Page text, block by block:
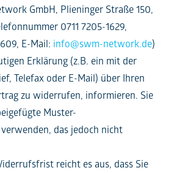
GmbH, Plieninger Straße 150,
0711 7205-1629,
E-Mail: info@swm-network.de)
Erklärung (z.B. ein mit der
Telefax oder E-Mail) über Ihren
zu widerrufen, informieren. Sie
Muster-
das jedoch nicht
reicht es aus, dass Sie